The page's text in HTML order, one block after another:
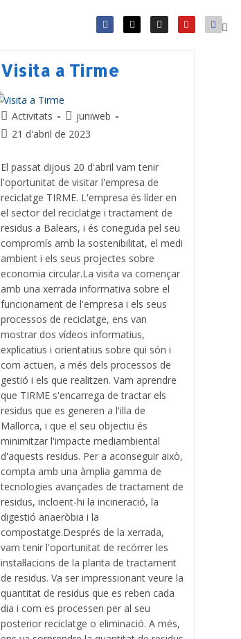
Visita a Tirme
Activitats
juniweb
21 d'abril de 2023
El passat dijous 20 d'abril vam tenir
l'oportunitat de visitar l'empresa de
reciclatge TIRME. L'empresa és líder en
el sector del reciclatge i tractament de
residus a Balears, i és coneguda pel seu
compromís amb la sostenibilitat, el medi
ambient i els seus projectes sobre
economia circular.La visita va començar
amb una xerrada informativa sobre el
funcionament de l'empresa i els seus
processos de reciclatge, ens van
mostrar dos vídeos informatius,
explicatius i orientatius sobre qui són i
com actuen, a més dels processos de
gestió i els que realitzen. Vam aprendre
que TIRME s'encarrega de tractar els
residus que es generen a l'illa de
Mallorca, i que el seu objectiu és
minimitzar l'impacte mediambiental
d'aquests residus. Per a aconseguir això,
compta amb una àmplia gamma de
tecnologies avançades de tractament de
residus, incloent-hi la incineració, la
digestió anaeròbia i la
compostatge.Després de la xerrada,
vam tenir l'oportunitat de recórrer les
instal·lacions de la planta de tractament
de residus. Va ser impressionant veure la
quantitat de residus que es reben cada
dia i com es processen per al seu
posterior reciclatge o eliminació. A més,